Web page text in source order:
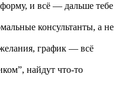
и всё — дальше тебе
консультанты, а не
график — всё
найдут что-то